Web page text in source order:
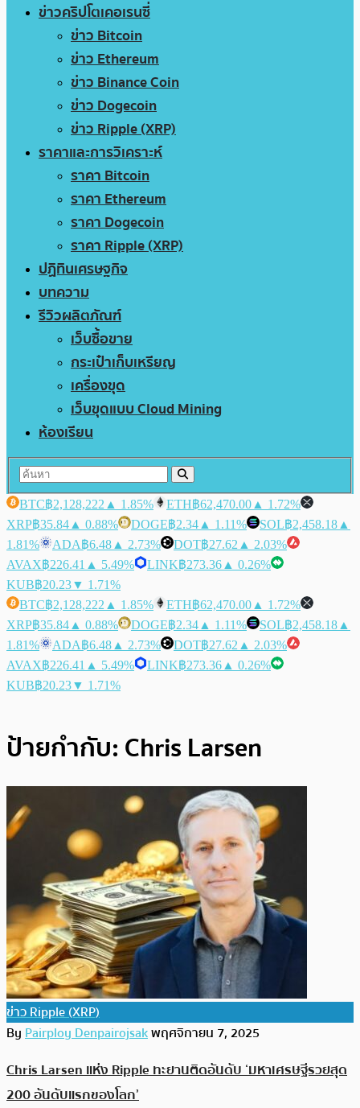
ข่าวคริปโตเคอเรนซี่
ข่าว Bitcoin
ข่าว Ethereum
ข่าว Binance Coin
ข่าว Dogecoin
ข่าว Ripple (XRP)
ราคาและการวิเคราะห์
ราคา Bitcoin
ราคา Ethereum
ราคา Dogecoin
ราคา Ripple (XRP)
ปฏิทินเศรษฐกิจ
บทความ
รีวิวผลิตภัณฑ์
เว็บซื้อขาย
กระเป๋าเก็บเหรียญ
เครื่องขุด
เว็บขุดแบบ Cloud Mining
ห้องเรียน
BTC฿2,128,222 ▲ 1.85% ETH฿62,470.00 ▲ 1.72%
XRP฿35.84 ▲ 0.88% DOGE฿2.34 ▲ 1.11% SOL฿2,458.18 ▲
1.81%
ADA฿6.48 ▲ 2.73% DOT฿27.62 ▲ 2.03%
AVAX฿226.41 ▲ 5.49% LINK฿273.36 ▲ 0.26%
KUB฿20.23▼ 1.71%
BTC฿2,128,222 ▲ 1.85% ETH฿62,470.00 ▲ 1.72%
XRP฿35.84 ▲ 0.88% DOGE฿2.34 ▲ 1.11% SOL฿2,458.18 ▲
1.81%
ADA฿6.48 ▲ 2.73% DOT฿27.62 ▲ 2.03%
AVAX฿226.41 ▲ 5.49% LINK฿273.36 ▲ 0.26%
KUB฿20.23▼ 1.71%
ป้ายกำกับ: Chris Larsen
ข่าว Ripple (XRP)
ByPairploy Denpairojsakพฤศจิกายน 7, 2025
Chris Larsen แห่ง Ripple ทะยานติดอันดับ ‘มหาเศรษฐีรวยสุด
200 อันดับแรกของโลก’